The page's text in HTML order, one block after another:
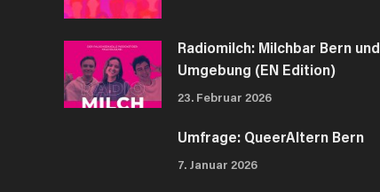
Radiomilch: Milchbar Bern und
Umgebung (EN Edition)
23. Februar 2026
Umfrage: QueerAltern Bern
7. Januar 2026